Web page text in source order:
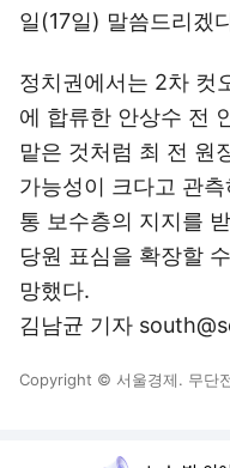
일(17일) 말씀드리겠
정치권에서는 2차 컷
에 합류한 안상수 전
맡은 것처럼 최 전 원
가능성이 크다고 관
통 보수층의 지지를
당원 표심을 확장할
망했다.
김남균 기자
Copyright © 서울경제. 무단